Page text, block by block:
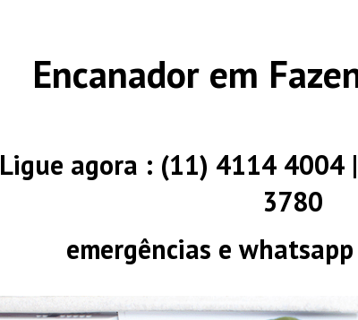
Encanador em
Ligue agora : (11) 4114 4004
3780
emergências e